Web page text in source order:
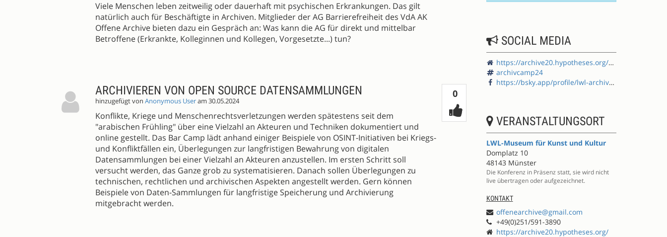
Viele Menschen leben zeitweilig oder dauerhaft mit psychischen Erkrankungen. Das gilt
natürlich auch für Beschäftigte in Archiven. Mitglieder der AG Barrierefreiheit des VdA AK
Offene Archive bieten dazu ein Gespräch an: Was kann die AG für direkt und mittelbar
Betroffene (Erkrankte, Kolleginnen und Kollegen, Vorgesetzte...) tun?
0Votes
ARCHIVIEREN VON OPEN SOURCE DATENSAMMLUNGEN
hinzugefügt von Anonymous Useram 30.05.2024
Konflikte, Kriege und Menschenrechtsverletzungen werden spätestens seit dem
"arabischen Frühling" über eine Vielzahl an Akteuren und Techniken dokumentiert und
online gestellt. Das Bar Camp lädt anhand einiger Beispiele von OSINT-Initiativen bei Kriegs-
und Konfliktfällen ein, Überlegungen zur langfristigen Bewahrung von digitalen
Datensammlungen bei einer Vielzahl an Akteuren anzustellen. Im ersten Schritt soll
versucht werden, das Ganze grob zu systematisieren. Danach sollen Überlegungen zu
technischen, rechtlichen und archivischen Aspekten angestellt werden. Gern können
Beispiele von Daten-Sammlungen für langfristige Speicherung und Archivierung
mitgebracht werden.
SOCIAL MEDIA
https://archive20.hypotheses.org/category/veranstaltungen/konferenzen-archivcamp
archivcamp24
https://bsky.app/profile/lwl-archivamt.de
VERANSTALTUNGSORT
LWL-Museum für Kunst und Kultur
Domplatz 10
48143 Münster
Die Konferenz in Präsenz statt, sie wird nicht
live übertragen oder aufgezeichnet.
KONTAKT
offenearchive@gmail.com
+49(0)251/591-3890
https://archive20.hypotheses.org/